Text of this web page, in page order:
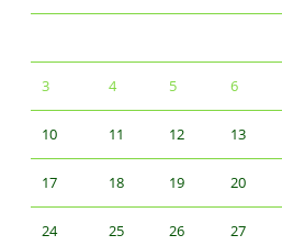
3 4 5 6
10 11 12 13
17 18 19 20
24 25 26 27